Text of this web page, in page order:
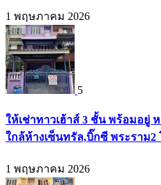
1 พฤษภาคม 2026
5
ให้เช่าทาวเฮ้าส์ 3 ชั้น พร้อมอยู่
ใกล้ห้างเซ็นทรัล,บิ๊กซี พระราม2
1 พฤษภาคม 2026